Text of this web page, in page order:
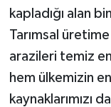
kapladığı alan
Tarımsal
arazileri temiz
hem ülkemizin
kaynaklarımızı